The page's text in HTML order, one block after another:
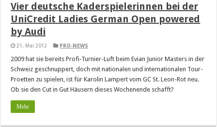
Vier deutsche Kaderspielerinnen bei der
UniCredit Ladies German Open powered
by Audi
21. Mai 2012 PRO-NEWS
2009 hat sie bereits Profi-Turnier-Luft beim Evian Junior Masters in der
Schweiz geschnuppert, doch mit nationalen und internationalen Tour-
Proetten zu spielen, ist für Karolin Lampert vom GC St. Leon-Rot neu.
Ob sie den Cut in Gut Häusern dieses Wochenende schafft?
Mehr